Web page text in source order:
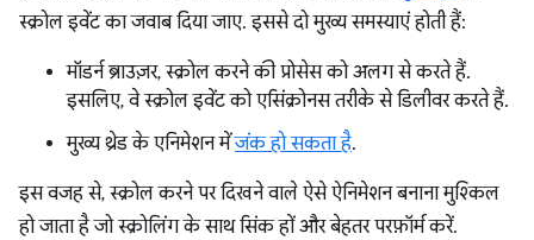
स्क्रोल इवेंट का जवाब दिया जाए. इससे दो मुख्य समस्याएं होती हैं:
मॉडर्न ब्राउज़र, स्क्रोल करने की प्रोसेस को अलग से करते हैं.
इसलिए, वे स्क्रोल इवेंट को एसिंक्रोनस तरीके से डिलीवर करते हैं.
मुख्य थ्रेड के एनिमेशन मेंजंक हो सकता है.
इस वजह से, स्क्रोल करने पर दिखने वाले ऐसे ऐनिमेशन बनाना मुश्किल
हो जाता है जो स्क्रोलिंग के साथ सिंक हों और बेहतर परफ़ॉर्म करें.